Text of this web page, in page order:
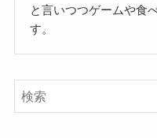
と言いつつゲームや食
す。